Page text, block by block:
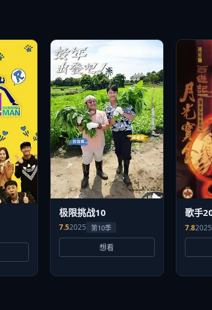
极限挑战10
7.52025 第10季
想看
歌手
7.82025